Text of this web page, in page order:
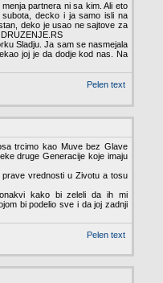
partnera ni sa kim. Ali eto
decko i ja samo isli na
deko je usao ne sajtove za
Sladju. Ja sam se nasmejala
joj je da dodje kod nas. Na
Pelen text
trcimo kao Muve bez Glave
druge Generacije koje imaju
vrednosti u Zivotu a tosu
kako bi zeleli da ih mi
bi podelio sve i da joj zadnji
Pelen text